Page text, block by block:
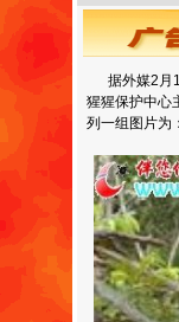
据外媒2月
猩猩保护中心
列一组图片为